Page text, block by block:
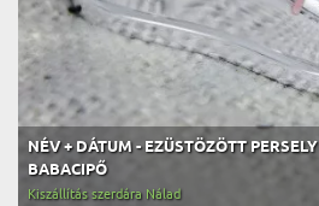
NÉV + DÁTUM - EZÜSTÖZÖTT PERSELY
BABACIPŐ
Kiszállítás szerdára Nálad